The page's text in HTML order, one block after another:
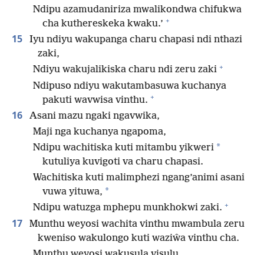
Ndipu azamudaniriza mwalikondwa chifukwa
cha kuthereskeka kwaku.’ +
15
Iyu ndiyu wakupanga charu chapasi ndi nthazi
zaki,
Ndiyu wakujalikiska charu ndi zeru zaki +
Ndipuso ndiyu wakutambasuwa kuchanya
pakuti wavwisa vinthu. +
16
Asani mazu ngaki ngavwika,
Maji nga kuchanya ngapoma,
Ndipu wachitiska kuti mitambu yikweri *
kutuliya kuvigoti va charu chapasi.
Wachitiska kuti malimphezi ngang’animi asani
vuwa yituwa, *
Ndipu watuzga mphepu munkhokwi zaki. +
17
Munthu weyosi wachita vinthu mwambula zeru
kweniso wakulongo kuti waziŵa vinthu cha.